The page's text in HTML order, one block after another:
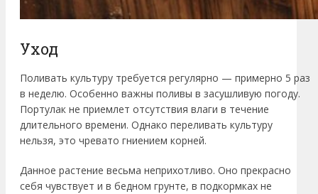
Уход
Поливать культуру требуется регулярно — примерно 5 раз
в неделю. Особенно важны поливы в засушливую погоду.
Портулак не приемлет отсутствия влаги в течение
длительного времени. Однако переливать культуру
нельзя, это чревато гниением корней.
Данное растение весьма неприхотливо. Оно прекрасно
себя чувствует и в бедном грунте, в подкормках не